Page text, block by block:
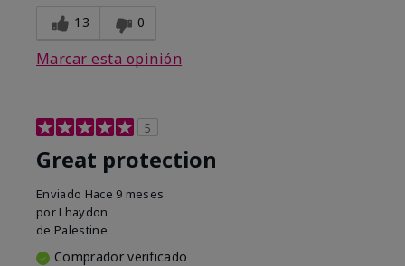
13 0
Marcar esta opinión
5
Great protection
Enviado Hace 9 meses
por Lhaydon
de Palestine
Comprador verificado